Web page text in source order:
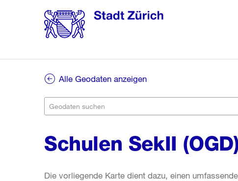
Alle Geodaten anzeigen
Schulen SekII
Die vorliegende Karte dient dazu, einen